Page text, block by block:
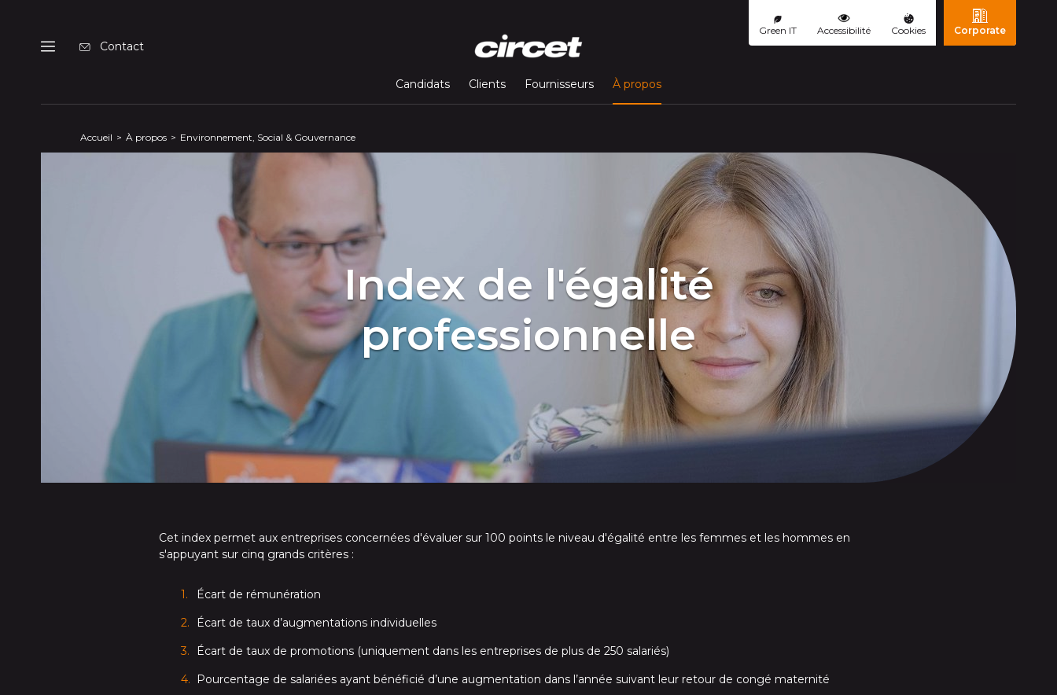
Green IT Accessibilité Cookies Corporate
Menu
Contact
Candidats Clients Fournisseurs À propos(page courante)
Accueil À propos Environnement, Social & Gouvernance
Index de l'égalité
professionnelle
Cet index permet aux entreprises concernées d'évaluer sur 100 points le niveau d'égalité entre les femmes et les hommes en
s'appuyant sur cinq grands critères :
Écart de rémunération
Écart de taux d’augmentations individuelles
Écart de taux de promotions (uniquement dans les entreprises de plus de 250 salariés)
Pourcentage de salariées ayant bénéficié d’une augmentation dans l’année suivant leur retour de congé maternité